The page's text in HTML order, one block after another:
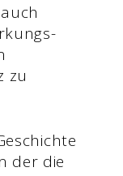
zu
der die